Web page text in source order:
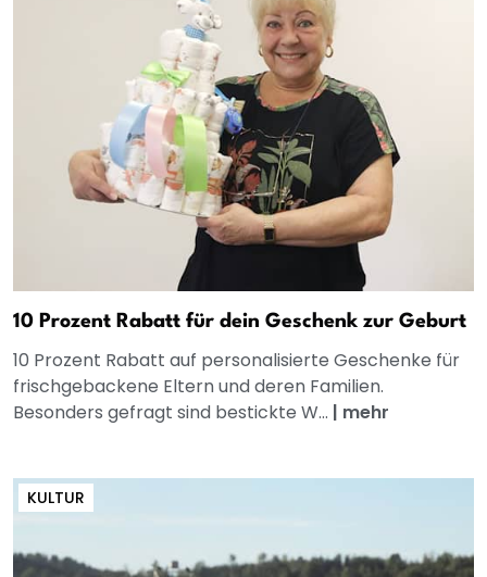
10 Prozent Rabatt für dein Geschenk zur Geburt
10 Prozent Rabatt auf personalisierte Geschenke für
frischgebackene Eltern und deren Familien.
Besonders gefragt sind bestickte W... | mehr
KULTUR